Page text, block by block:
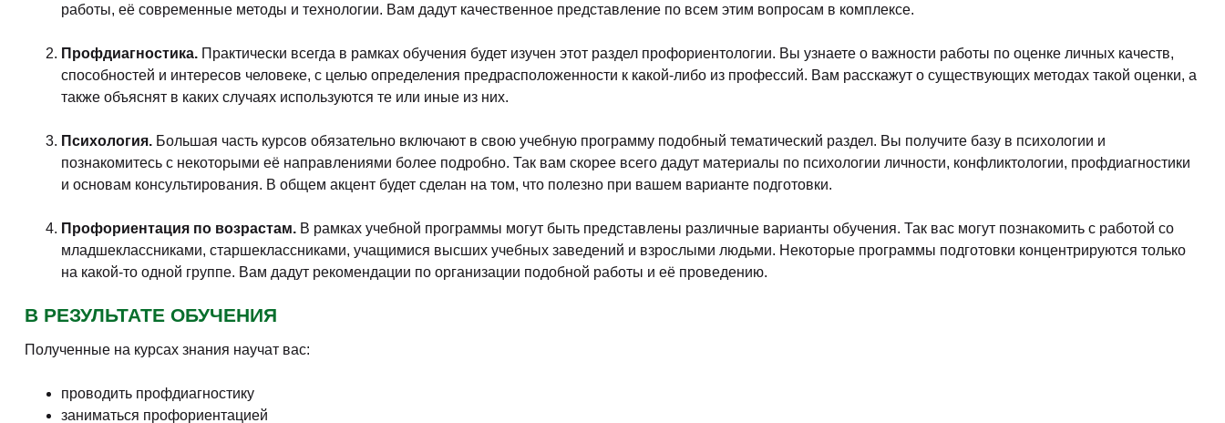
работы, её современные методы и технологии. Вам дадут качественное представление по всем этим вопросам в комплексе.
Профдиагностика. Практически всегда в рамках обучения будет изучен этот раздел профориентологии. Вы узнаете о важности работы по оценке личных качеств,
способностей и интересов человеке, с целью определения предрасположенности к какой-либо из профессий. Вам расскажут о существующих методах такой оценки, а
также объяснят в каких случаях используются те или иные из них.
Психология. Большая часть курсов обязательно включают в свою учебную программу подобный тематический раздел. Вы получите базу в психологии и
познакомитесь с некоторыми её направлениями более подробно. Так вам скорее всего дадут материалы по психологии личности, конфликтологии, профдиагностики
и основам консультирования. В общем акцент будет сделан на том, что полезно при вашем варианте подготовки.
Профориентация по возрастам. В рамках учебной программы могут быть представлены различные варианты обучения. Так вас могут познакомить с работой со
младшеклассниками, старшеклассниками, учащимися высших учебных заведений и взрослыми людьми. Некоторые программы подготовки концентрируются только
на какой-то одной группе. Вам дадут рекомендации по организации подобной работы и её проведению.
В РЕЗУЛЬТАТЕ ОБУЧЕНИЯ
Полученные на курсах знания научат вас:
проводить профдиагностику
заниматься профориентацией